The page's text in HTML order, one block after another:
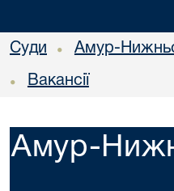
Суди • Амур-
• Вакансії
Амур-